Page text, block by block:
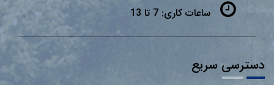
ساعات کاری: 7 تا 13
دسترسی سریع